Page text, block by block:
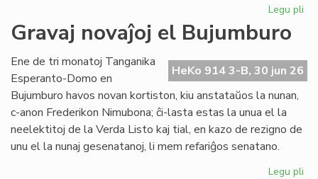
Legu pli
Gravaj novaĵoj el Bujumburo
HeKo 914 3-B, 30 jun 26
Ene de tri monatoj Tanganika
Esperanto-Domo en
Bujumburo havos novan kortiston, kiu anstataŭos la nunan,
c-anon Frederikon Nimubona; ĉi-lasta estas la unua el la
neelektitoj de la Verda Listo kaj tial, en kazo de rezigno de
unu el la nunaj gesenatanoj, li mem refariĝos senatano.
Legu pli